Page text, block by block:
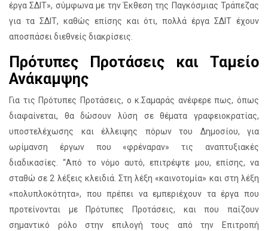
έργα ΣΔΙΤ», σύμφωνα με την Έκθεση της Παγκόσμιας Τράπεζας
για τα ΣΔΙΤ, καθώς επίσης και ότι, πολλά έργα ΣΔΙΤ έχουν
αποσπάσει διεθνείς διακρίσεις.
Πρότυπες Προτάσεις και Ταμείο
Ανάκαμψης
Για τις Πρότυπες Προτάσεις, ο κ.Σαμαράς ανέφερε πως, όπως
διαφαίνεται, θα δώσουν λύση σε θέματα γραφειοκρατίας,
υποστελέχωσης και έλλειψης πόρων του Δημοσίου, για
ωρίμανση έργων που «φρέναραν» τις αναπτυξιακές
διαδικασίες. “Από το νόμο αυτό, επιτρέψτε μου, επίσης, να
σταθώ σε 2 λέξεις κλειδιά. Στη λέξη «καινοτομία» και στη λέξη
«πολυπλοκότητα», που πρέπει να εμπεριέχουν τα έργα που
προτείνονται με Πρότυπες Προτάσεις, και που παίζουν
σημαντικό ρόλο στην επιλογή τους από την Επιτροπή